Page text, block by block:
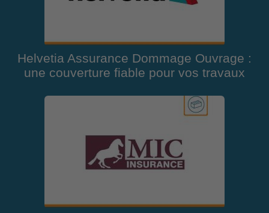
Helvetia Assurance Dommage Ouvrage :
une couverture fiable pour vos travaux